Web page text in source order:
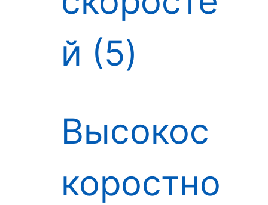
й
5
Высокос
коростно